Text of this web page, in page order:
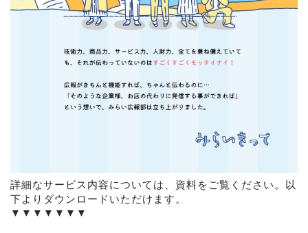
詳細なサービス内容については、資料をご覧ください。以
下よりダウンロードいただけます。
▼▼▼▼▼▼▼